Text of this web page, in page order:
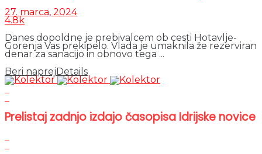
27. marca, 2024
4.8k
Danes dopoldne je prebivalcem ob cesti Hotavlje-
Gorenja Vas prekipelo. Vlada je umaknila že rezerviran
denar za sanacijo in obnovo tega ...
Beri naprej Details
Prelistaj zadnjo izdajo časopisa Idrijske novice